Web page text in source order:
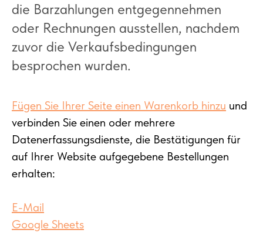
die Barzahlungen entgegennehmen
oder Rechnungen ausstellen, nachdem
zuvor die Verkaufsbedingungen
besprochen wurden.
Fügen Sie Ihrer Seite einen Warenkorb hinzu und
verbinden Sie einen oder mehrere
Datenerfassungsdienste, die Bestätigungen für
auf Ihrer Website aufgegebene Bestellungen
erhalten:
E-Mail
Google Sheets